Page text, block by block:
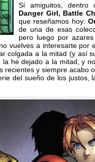
Sí amiguitos, dentro
Danger Girl, Battle
que reseñamos hoy:
de una de esas
pero luego por
vuelves a interesarte por
colgada a la mitad (y así
he dejado a la mitad, y
recientes y siempre acabo
del sueño de los